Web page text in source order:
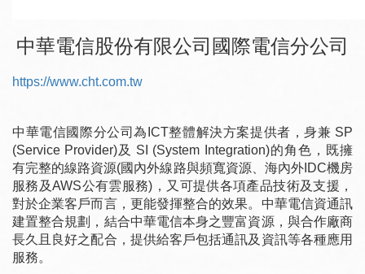
中華電信股份有限公司國際電信分公司
https://www.cht.com.tw
中華電信國際分公司為ICT整體解決方案提供者，身兼 SP
(Service Provider)及 SI (System Integration)的角色，既擁
有完整的線路資源(國內外線路與頻寬資源、海內外IDC機房
服務及AWS公有雲服務)，又可提供各項產品技術及支援，
對於企業客戶而言，更能發揮整合的效果。中華電信資通訊
建置整合規劃，結合中華電信本身之豐富資源，與合作廠商
長久且良好之配合，提供給客戶包括通訊及資訊等各種應用
服務。